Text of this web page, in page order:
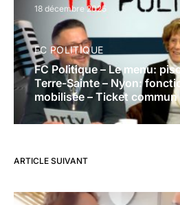
18 décembre 2025
FC POLITIQUE
FC Politique – Le menu:
Terre-Sainte – Nyon:
mobilisée – Ticket commun
ARTICLE SUIVANT